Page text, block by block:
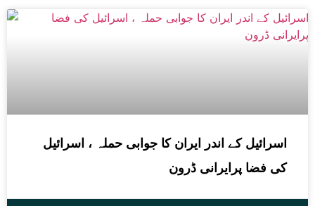
اسرائیل کے اندر ایران کا جوابی حملہ ، اسرائیل
کی فضا پرایرانی ڈرون